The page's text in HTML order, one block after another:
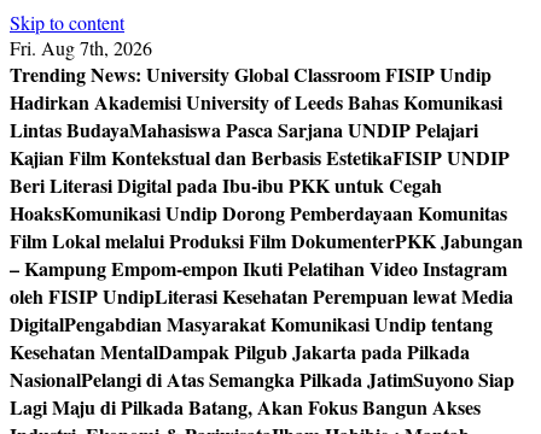
Skip to content
Fri. Aug 7th, 2026
Trending News: University Global Classroom FISIP Undip
Hadirkan Akademisi University of Leeds Bahas Komunikasi
Lintas BudayaMahasiswa Pasca Sarjana UNDIP Pelajari
Kajian Film Kontekstual dan Berbasis EstetikaFISIP UNDIP
Beri Literasi Digital pada Ibu-ibu PKK untuk Cegah
HoaksKomunikasi Undip Dorong Pemberdayaan Komunitas
Film Lokal melalui Produksi Film DokumenterPKK Jabungan
– Kampung Empom-empon Ikuti Pelatihan Video Instagram
oleh FISIP UndipLiterasi Kesehatan Perempuan lewat Media
DigitalPengabdian Masyarakat Komunikasi Undip tentang
Kesehatan MentalDampak Pilgub Jakarta pada Pilkada
NasionalPelangi di Atas Semangka Pilkada JatimSuyono Siap
Lagi Maju di Pilkada Batang, Akan Fokus Bangun Akses